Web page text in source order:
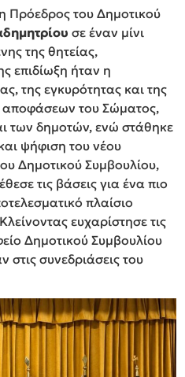
Πρόεδρος του Δημοτικού
σε έναν μίνι
της θητείας,
επιδίωξη ήταν η
της εγκυρότητας και της
αποφάσεων του Σώματος,
των δημοτών, ενώ στάθηκε
ψήφιση του νέου
Δημοτικού Συμβουλίου,
τις βάσεις για ένα πιο
πλαίσιο
ευχαρίστησε τις
Δημοτικού Συμβουλίου
στις συνεδριάσεις του